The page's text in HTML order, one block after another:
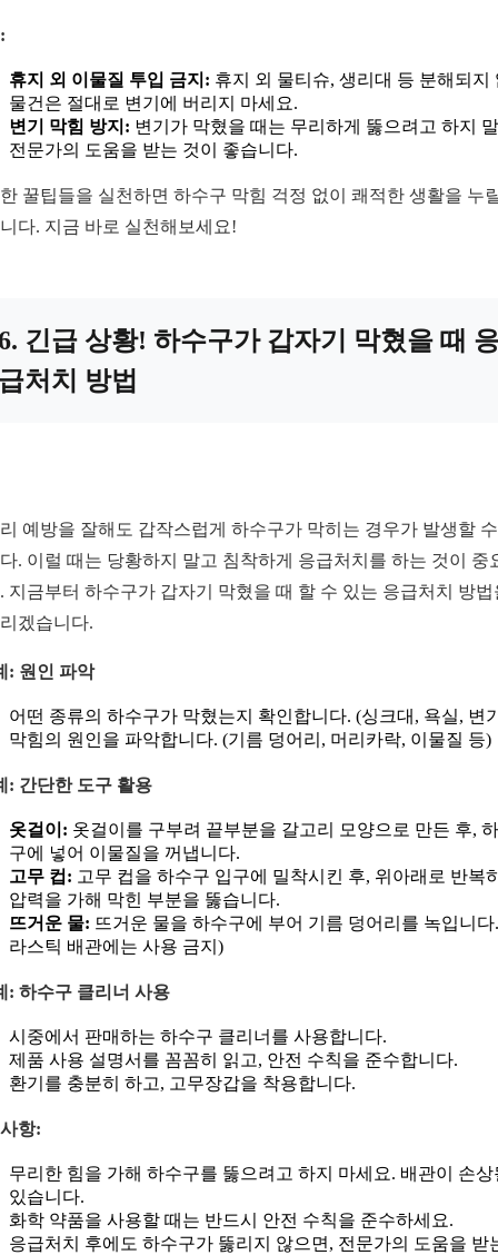
휴지 외 이물질 투입 금지: 휴지 외 물티슈, 생리대 등 분해되지
물건은 절대로 변기에 버리지 마세요.
변기 막힘 방지: 변기가 막혔을 때는 무리하게 뚫으려고 하지
전문가의 도움을 받는 것이 좋습니다.
꿀팁들을 실천하면 하수구 막힘 걱정 없이 쾌적한 생활을 누
다. 지금 바로 실천해보세요!
긴급 상황! 하수구가 갑자기 막혔을 때
처치 방법
예방을 잘해도 갑작스럽게 하수구가 막히는 경우가 발생할
. 이럴 때는 당황하지 말고 침착하게 응급처치를 하는 것이 중
지금부터 하수구가 갑자기 막혔을 때 할 수 있는 응급처치 방법
겠습니다.
: 원인 파악
어떤 종류의 하수구가 막혔는지 확인합니다. (싱크대, 욕실, 변
막힘의 원인을 파악합니다. (기름 덩어리, 머리카락, 이물질 등)
: 간단한 도구 활용
옷걸이: 옷걸이를 구부려 끝부분을 갈고리 모양으로 만든 후,
구에 넣어 이물질을 꺼냅니다.
고무 컵: 고무 컵을 하수구 입구에 밀착시킨 후, 위아래로 반복
압력을 가해 막힌 부분을 뚫습니다.
뜨거운 물: 뜨거운 물을 하수구에 부어 기름 덩어리를 녹입니다
라스틱 배관에는 사용 금지)
: 하수구 클리너 사용
시중에서 판매하는 하수구 클리너를 사용합니다.
제품 사용 설명서를 꼼꼼히 읽고, 안전 수칙을 준수합니다.
환기를 충분히 하고, 고무장갑을 착용합니다.
항:
무리한 힘을 가해 하수구를 뚫으려고 하지 마세요. 배관이 손상
있습니다.
화학 약품을 사용할 때는 반드시 안전 수칙을 준수하세요.
응급처치 후에도 하수구가 뚫리지 않으면, 전문가의 도움을 받